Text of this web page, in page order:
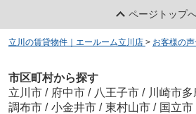
ページトップ
立川の賃貸物件｜エールーム立川店 > お客様の
市区町村から探す
立川市 / 府中市 / 八王子市 / 川崎市多
調布市 / 小金井市 / 東村山市 / 国立市